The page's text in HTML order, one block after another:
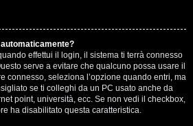
effettui il login, il sistema ti terrà connesso
serve a evitare che qualcuno possa usare il
connesso, seleziona l’opzione quando entri, ma
se ti colleghi da un PC usato anche da
point, università, ecc. Se non vedi il checkbox,
ha disabilitato questa caratteristica.